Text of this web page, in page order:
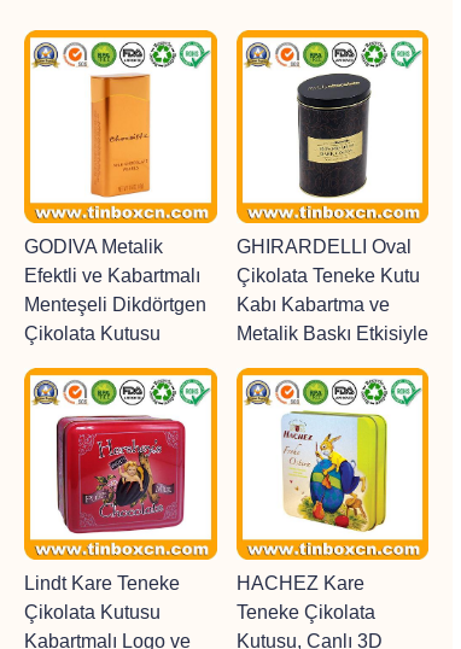
GODIVA Metalik
Efektli ve Kabartmalı
Menteşeli Dikdörtgen
Çikolata Kutusu
GHIRARDELLI Oval
Çikolata Teneke Kutu
Kabı Kabartma ve
Metalik Baskı Etkisiyle
Lindt Kare Teneke
Çikolata Kutusu
Kabartmalı Logo ve
HACHEZ Kare
Teneke Çikolata
Kutusu, Canlı 3D